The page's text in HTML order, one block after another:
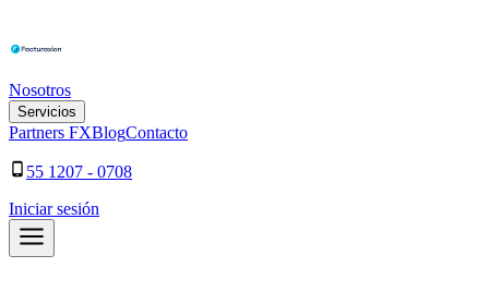
Nosotros
Servicios
Partners FXBlogContacto
55 1207 - 0708
Iniciar sesión